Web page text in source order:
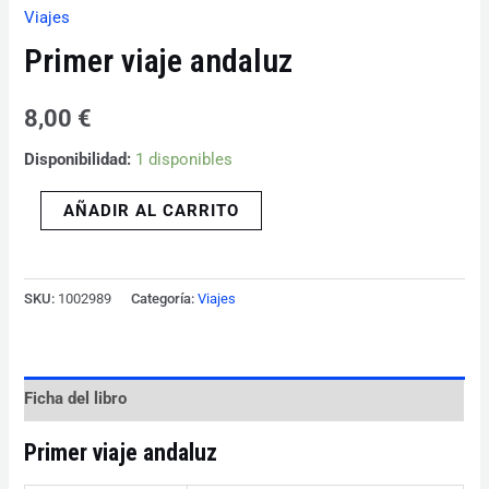
Viajes
Primer viaje andaluz
8,00 €
Disponibilidad: 1 disponibles
AÑADIR AL CARRITO
SKU: 1002989 Categoría:Viajes
Ficha del libro
Primer viaje andaluz